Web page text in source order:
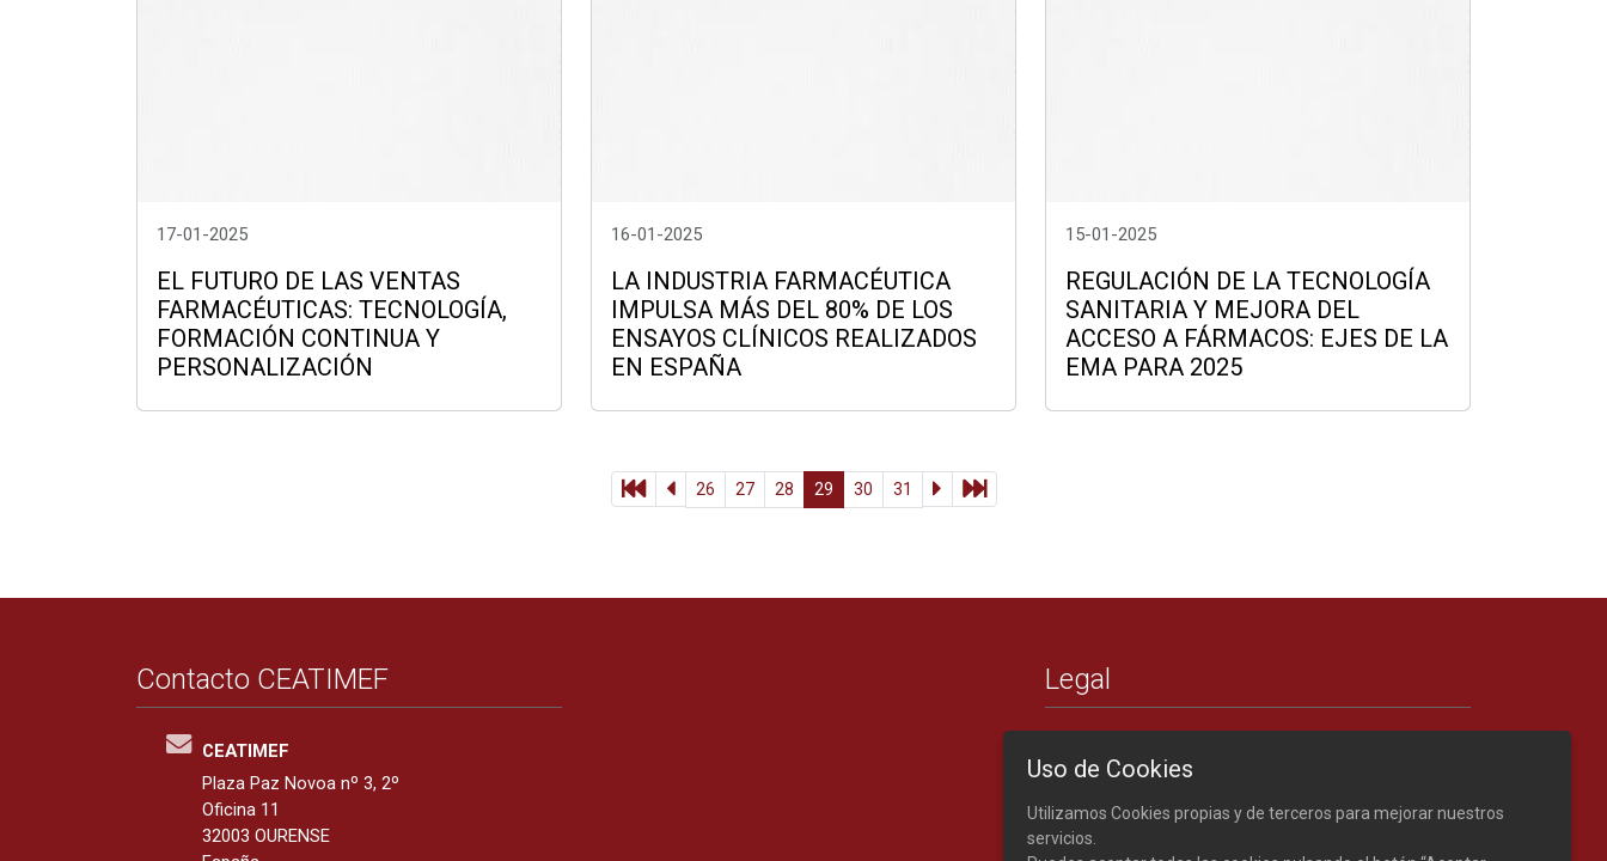
17-01-2025
EL FUTURO DE LAS VENTAS
FARMACÉUTICAS: TECNOLOGÍA,
FORMACIÓN CONTINUA Y
PERSONALIZACIÓN
16-01-2025
LA INDUSTRIA FARMACÉUTICA
IMPULSA MÁS DEL 80% DE LOS
ENSAYOS CLÍNICOS REALIZADOS
EN ESPAÑA
15-01-2025
REGULACIÓN DE LA TECNOLOGÍA
SANITARIA Y MEJORA DEL
ACCESO A FÁRMACOS: EJES DE LA
EMA PARA 2025
26 27 28 29 30 31
Contacto CEATIMEF
CEATIMEF
Plaza Paz Novoa nº 3, 2º
Oficina 11
32003 OURENSE
Legal
Nota legal
Política de cookies
Uso de Cookies
Utilizamos Cookies propias y de terceros para mejorar nuestros
servicios.